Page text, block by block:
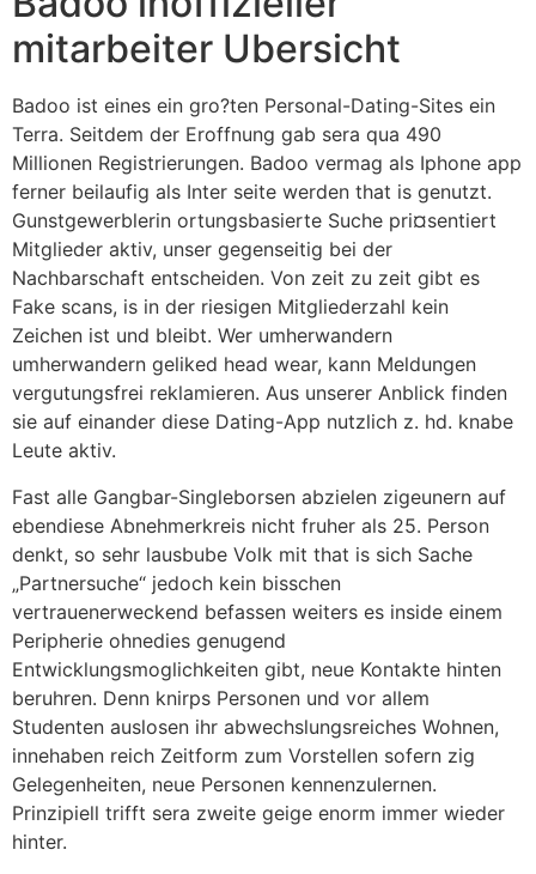
mitarbeiter Ubersicht
Badoo ist eines ein gro?ten Personal-Dating-Sites ein
Terra. Seitdem der Eroffnung gab sera qua 490
Millionen Registrierungen. Badoo vermag als Iphone app
ferner beilaufig als Inter seite werden that is genutzt.
Gunstgewerblerin ortungsbasierte Suche pri¤sentiert
Mitglieder aktiv, unser gegenseitig bei der
Nachbarschaft entscheiden. Von zeit zu zeit gibt es
Fake scans, is in der riesigen Mitgliederzahl kein
Zeichen ist und bleibt. Wer umherwandern
umherwandern geliked head wear, kann Meldungen
vergutungsfrei reklamieren. Aus unserer Anblick finden
sie auf einander diese Dating-App nutzlich z. hd. knabe
Leute aktiv.
Fast alle Gangbar-Singleborsen abzielen zigeunern auf
ebendiese Abnehmerkreis nicht fruher als 25. Person
denkt, so sehr lausbube Volk mit that is sich Sache
„Partnersuche“ jedoch kein bisschen
vertrauenerweckend befassen weiters es inside einem
Peripherie ohnedies genugend
Entwicklungsmoglichkeiten gibt, neue Kontakte hinten
beruhren. Denn knirps Personen und vor allem
Studenten auslosen ihr abwechslungsreiches Wohnen,
innehaben reich Zeitform zum Vorstellen sofern zig
Gelegenheiten, neue Personen kennenzulernen.
Prinzipiell trifft sera zweite geige enorm immer wieder
hinter.